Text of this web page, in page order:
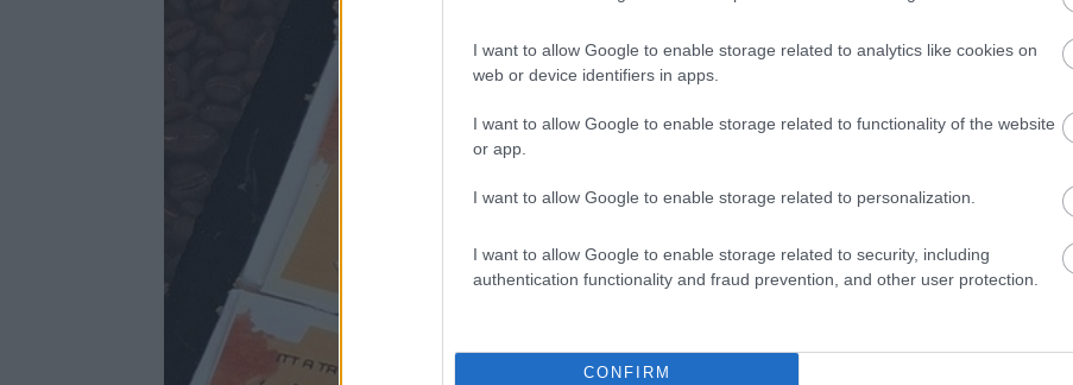
I want to allow Google to enable storage related to analytics like cookies on
web or device identifiers in apps.
I want to allow Google to enable storage related to functionality of the website
or app.
I want to allow Google to enable storage related to personalization.
I want to allow Google to enable storage related to security, including
authentication functionality and fraud prevention, and other user protection.
CONFIRM